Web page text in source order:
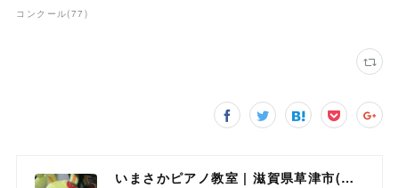
コンクール(77 )
いまさかピアノ教室 | 滋賀県草津市(南草津)のピアノ教室